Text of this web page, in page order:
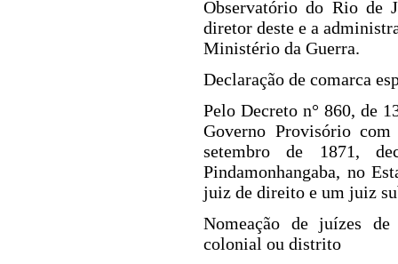
Observatório do Rio de
diretor deste e a
Ministério da Guerra.
Declaração de comarca
Pelo Decreto n° 860, de
Governo Provisório
setembro de 1871,
Pindamonhangaba, no
juiz de direito e um juiz
Nomeação de juízes de
colonial ou distrito